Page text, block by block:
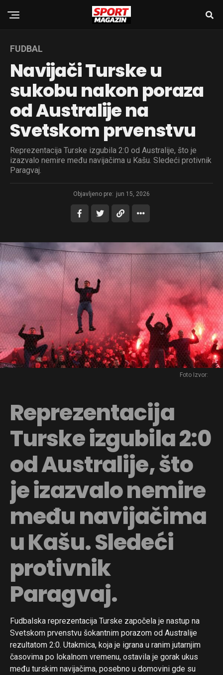
FUDBAL
Navijači Turske u
sukobu nakon poraza
od Australije na
Svetskom prvenstvu
Reprezentacija Turske izgubila 2:0 od Australije, što je
izazvalo nemire među navijačima u Kašu. Sledeći protivnik
Paragvaj.
Objavljeno pre: jun 15, 2026
Foto Izvor:
Reprezentacija
Turske izgubila 2:0
od Australije, što
je izazvalo nemire
među navijačima
u Kašu. Sledeći
protivnik
Paragvaj.
Fudbalska reprezentacija Turske započela je nastup na
Svetskom prvenstvu šokantnim porazom od Australije
rezultatom 2:0. Utakmica, koja je igrana u ranim jutarnjim
časovima po lokalnom vremenu, ostavila je gorak ukus
među turskim navijačima, posebno u domovini gde su